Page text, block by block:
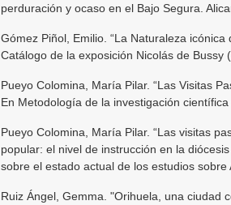
perduración y ocaso en el Bajo Segura.
Gómez Piñol, Emilio. “La Naturaleza
Catálogo de la exposición Nicolás de Bussy
Pueyo Colomina, María Pilar. “Las Visitas
En Metodología de la investigación
Pueyo Colomina, María Pilar. “Las visitas
popular: el nivel de instrucción en la
sobre el estado actual de los estudios sobre
Ruiz Ángel, Gemma. "Orihuela, una ciudad